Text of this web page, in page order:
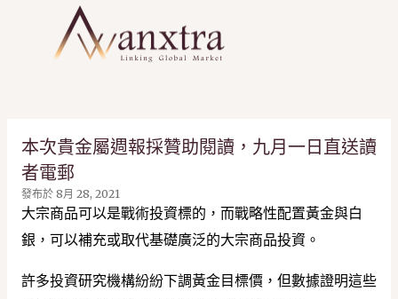
跳到主要內容
本次貴金屬週報採贊助閱讀，九月一日直送讀
者電郵
發布於 8月 28, 2021
大宗商品可以是戰術投資標的，而戰略性配置黃金與白
銀，可以補充或取代基礎廣泛的大宗商品投資。
許多投資研究機構紛紛下調黃金目標價，但數據證明這些